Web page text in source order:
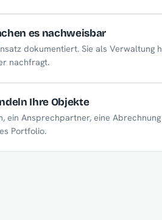
es nachweisbar
dokumentiert. Sie als Verwaltung
nachfragt.
Ihre Objekte
ein Ansprechpartner, eine
Portfolio.